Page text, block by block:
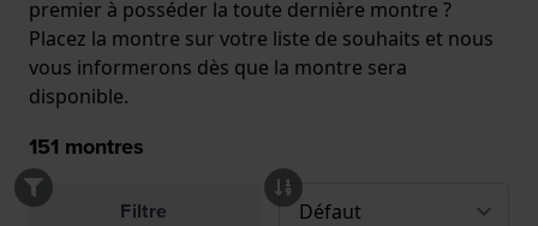
premier à posséder la toute dernière montre ?
Placez la montre sur votre liste de souhaits et nous
vous informerons dès que la montre sera
disponible.
151 montres
Filtre